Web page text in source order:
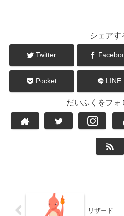
シェアす
Twitter
Pocket LINE
だいふくをフォ
リザード